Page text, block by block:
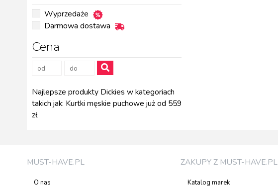
Wyprzedaże
Darmowa dostawa
Cena
Najlepsze produkty Dickies w kategoriach
takich jak: Kurtki męskie puchowe już od 559
zł
MUST-HAVE.PL
O nas
ZAKUPY Z MUST-HAVE.PL
Katalog marek